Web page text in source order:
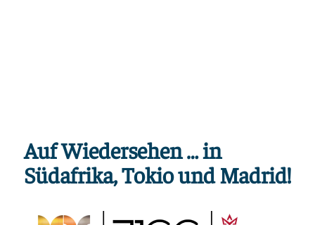
Auf Wiedersehen … in
Südafrika, Tokio und Madrid!